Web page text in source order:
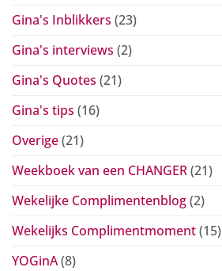
Gina's Inblikkers (23)
Gina's interviews (2)
Gina's Quotes (21)
Gina's tips (16)
Overige(21)
Weekboek van een CHANGER(21)
Wekelijke Complimentenblog(2)
Wekelijks Complimentmoment(15)
YOGinA(8)